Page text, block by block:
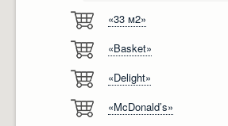
Ліцензії, сертифікати, дипломи
Автоматизація
Модернізація
«33 м2»
«Basket»
«Delight»
«McDonald’s»